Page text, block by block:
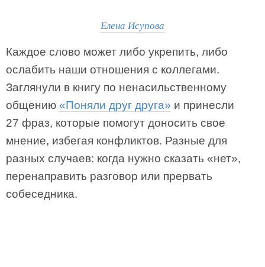
Елена Исупова
Каждое слово может либо укрепить, либо
ослабить наши отношения с коллегами.
Заглянули в книгу по ненасильственному
общению «Поняли друг друга» и принесли
27 фраз, которые помогут доносить свое
мнение, избегая конфликтов. Разные для
разных случаев: когда нужно сказать «нет»,
перенаправить разговор или прервать
собеседника.